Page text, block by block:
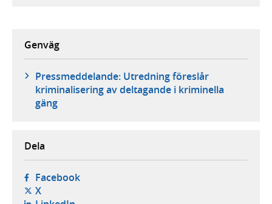
Genväg
Pressmeddelande: Utredning föreslår
kriminalisering av deltagande i kriminella
gäng
Dela
Facebook- öppnas i ny flik, extern webbplats,
X- öppnas i ny flik, extern webbplats,